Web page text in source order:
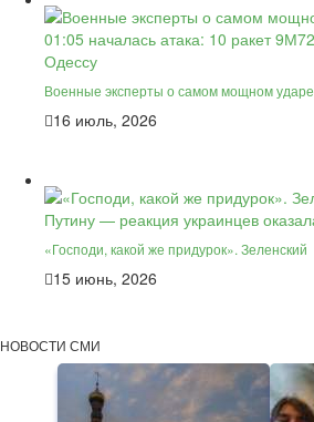
Военные эксперты о самом мощном ударе
16 июль, 2026
«Господи, какой же придурок». Зеленский
15 июнь, 2026
НОВОСТИ СМИ